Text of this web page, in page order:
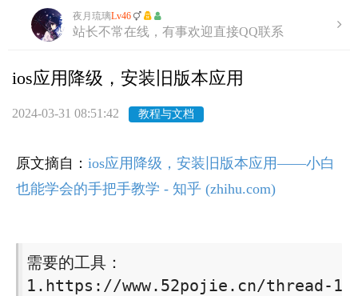
夜月琉璃Lv46
站长不常在线，有事欢迎直接QQ联系
ios应用降级，安装旧版本应用
2024-03-31 08:51:42 教程与文档
原文摘自： ios应用降级，安装旧版本应用——小白
也能学会的手把手教学 - 知乎 (zhihu.com)
需要的工具：
1.https://www.52pojie.cn/thread-